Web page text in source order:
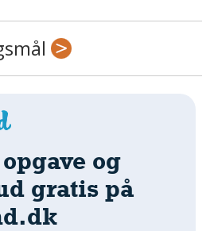
og
gratis på